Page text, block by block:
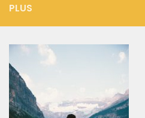
PLUS